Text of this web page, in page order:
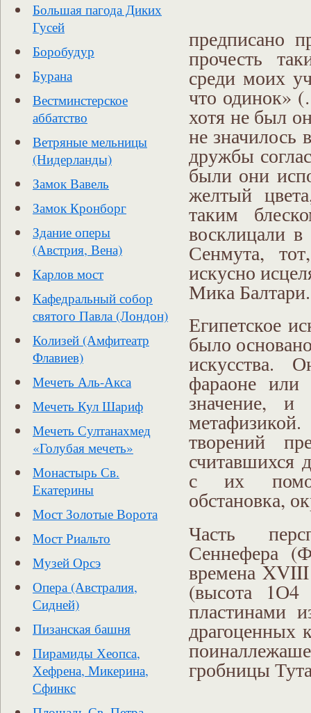
Большая пагода Диких
Гусей
Боробудур
Бурана
Вестминстерское
аббатство
Ветряные мельницы
(Нидерланды)
Замок Вавель
Замок Кронборг
Здание оперы
(Австрия, Вена)
Карлов мост
Кафедральный собор
святого Павла (Лондон)
Колизей (Амфитеатр
Флавиев)
Мечеть Аль-Акса
Мечеть Кул Шариф
Мечеть Султанахмед
«Голубая мечеть»
Монастырь Св.
Екатерины
Мост Золотые Ворота
Мост Риальто
Музей Орсэ
Опера (Австралия,
Сидней)
Пизанская башня
Пирамиды Хеопса,
Хефрена, Микерина,
Сфинкс
предписано
прочесть
среди моих
что одинок»
хотя не был
не значилось
дружбы
были они
желтый
таким
восклицали
Сенмута,
искусно
Мика
Египетское
было
искусства.
фараоне или
значение,
творений
считавшихся
с их
обстановка,
Часть
Сеннефера
времена XVIII
(высота 1О4
пластинами
драгоценных
гробницы